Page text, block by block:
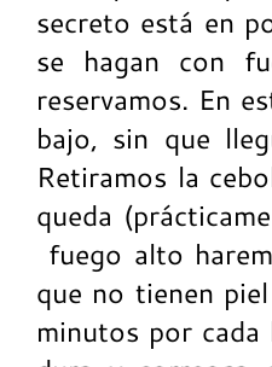
secreto está en
se hagan con
reservamos. En
bajo, sin que
Retiramos la
queda
fuego alto
que no tienen
minutos por cada